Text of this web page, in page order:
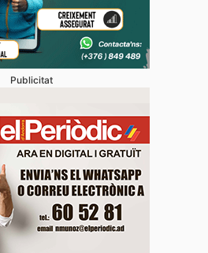
Publicitat